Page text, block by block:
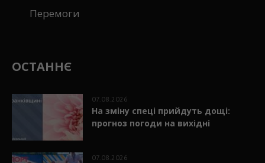
Перемоги
ОСТАННЄ
07.08.2026
На зміну спеці прийдуть дощі:
прогноз погоди на вихідні
07.08.2026